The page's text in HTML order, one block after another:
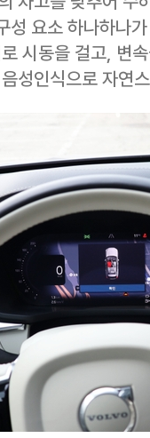
성 요소 하나하나
시동을 걸고, 변
성인식으로 자연